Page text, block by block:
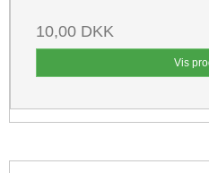
10,00 DKK
Vis